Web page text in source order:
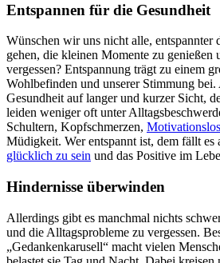
Entspannen für die Gesundheit
Wünschen wir uns nicht alle, entspannter
gehen, die kleinen Momente zu genießen
vergessen? Entspannung trägt zu einem
Wohlbefinden und unserer Stimmung
Gesundheit auf langer und kurzer Sicht,
leiden weniger oft unter
Schultern, Kopfschmerzen,
Müdigkeit. Wer entspannt ist, dem fällt es
glücklich zu sein und das Positive im
Hindernisse überwinden
Allerdings gibt es manchmal nichts
und die Alltagsprobleme zu vergessen.
„Gedankenkarusell“ macht vielen